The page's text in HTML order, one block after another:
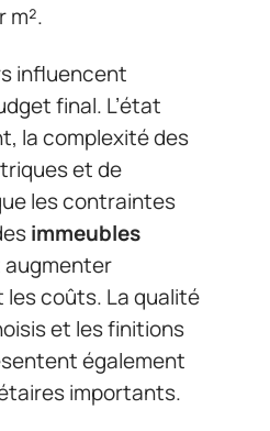
m².
influencent
final. L’état
la complexité des
et de
les contraintes
immeubles
coûts. La qualité
et les finitions
également
importants.